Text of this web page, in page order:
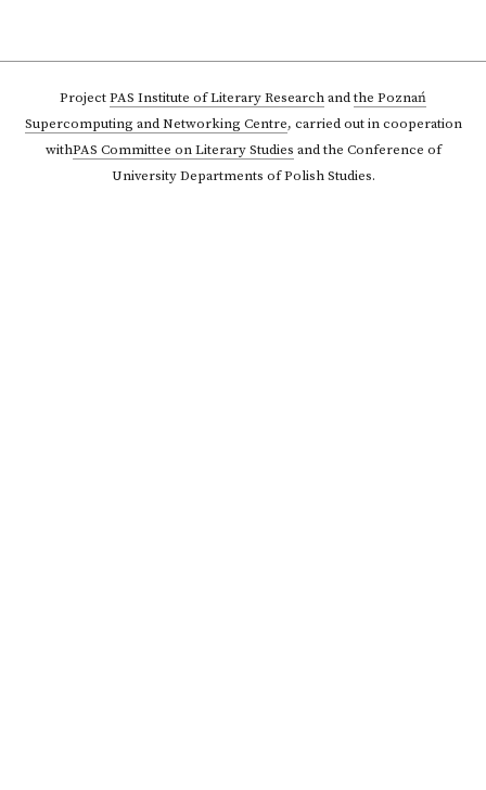
ProjectPAS Institute of Literary Researchandthe Poznań
Supercomputing and Networking Centre, carried out in cooperation
withPAS Committee on Literary Studies and the Conference of
University Departments of Polish Studies.